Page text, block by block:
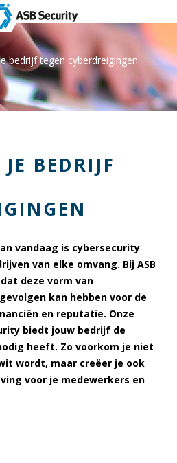
bedrijf tegen cyberdreigingen
BEDRIJF
vandaag is cybersecurity
van elke omvang. Bij ASB
deze vorm van
kan hebben voor de
en reputatie. Onze
biedt jouw bedrijf de
heeft. Zo voorkom je niet
wordt, maar creëer je ook
voor je medewerkers en